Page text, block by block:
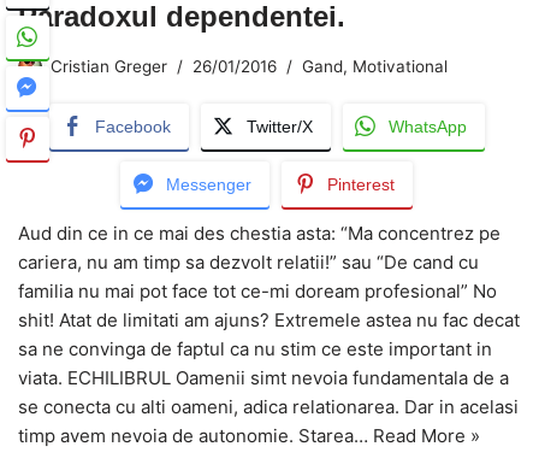
Paradoxul dependentei.
Cristian Greger 26/01/2016 Gand, Motivational
Facebook Twitter/X WhatsApp
Messenger Pinterest
Aud din ce in ce mai des chestia asta: “Ma concentrez pe
cariera, nu am timp sa dezvolt relatii!” sau “De cand cu
familia nu mai pot face tot ce-mi doream profesional” No
shit! Atat de limitati am ajuns? Extremele astea nu fac decat
sa ne convinga de faptul ca nu stim ce este important in
viata. ECHILIBRUL Oamenii simt nevoia fundamentala de a
se conecta cu alti oameni, adica relationarea. Dar in acelasi
timp avem nevoia de autonomie. Starea… Read More »